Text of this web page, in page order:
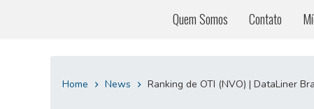
Quem Somos Contato
Home News Ranking de OTI (NVO) | DataLiner